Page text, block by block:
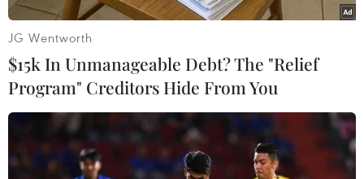
Italy: Nổ khí ga tại tòa thị chính ở ngoại ô
JG Wentworth
$15k In Unmanageable Debt? The "Relief
Program" Creditors Hide From You